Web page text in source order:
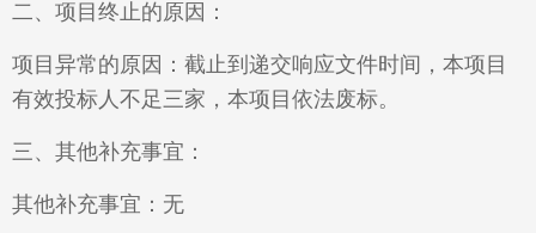
二、项目终止的原因：
项目异常的原因：截止到递交响应文件时间，本项目
有效投标人不足三家，本项目依法废标。
三、其他补充事宜：
其他补充事宜：无